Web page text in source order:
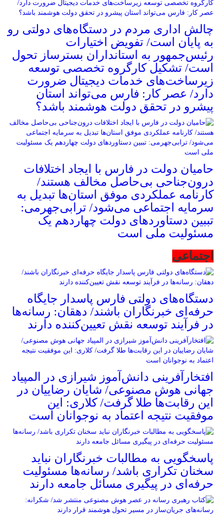
چالش اداری مردم در دستگاه‌های دولتی رو
به پایان است/ تفویض اختیارات
رئیس‌جمهور به استانداران بسترساز تحول
است/ تشکیل کارگروه تخصصی توسعه
زیرساخت‌های خدمات دیجیتال ضرورت
دارد/ عصر کار: فارس می‌تواند استان
پیشرو در تحقق دولت هوشمند باشد؟
حامیان دولت در فارس با ایجاد اختلافات
درون‌جناحی بی‌حاصل مخالف هستند/
کارنامه عملکردی موفق استان‌ها تبدیل به
سرمایه اجتماعی می‌شود/ ترابی‌جهرمی:
تببین دستاوردهای دولت چهاردهم یک
مسئولیت ملی است
اجتماعی
دستگاه‌های دولتی فارس پاسدار جایگاه
حرفه‌ای خبرنگاران باشند/ دهقان: رسانه‌ها
در فرآیند توسعه نقش تعیین‌کننده دارند
افتخارآفرینی دانش‌آموز شیرازی در المپیاد
جهانی هوش مصنوعی/ شایان رضاییان در
این رقابت‌ها طلا گرفت/ کلاری: این
موفقیت نتیجه اعتماد به نوجوانان است
پاسخگویی به مطالبات خبرنگاران نباید
سخنان تکراری باشد/ رسانه‌ها مسئولیت
حرفه‌ای در پیگیری مسائل جامعه دارند